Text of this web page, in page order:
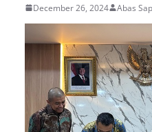
December 26, 2024 Abas